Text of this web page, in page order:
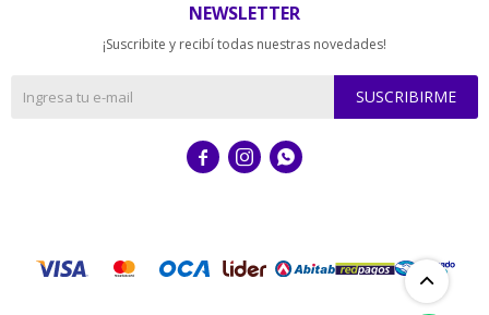
NEWSLETTER
¡Suscribite y recibí todas nuestras novedades!
SUSCRIBIRME
  